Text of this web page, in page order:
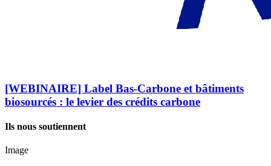
[WEBINAIRE] Label Bas-Carbone et bâtiments
biosourcés : le levier des crédits carbone
Ils nous soutiennent
Image